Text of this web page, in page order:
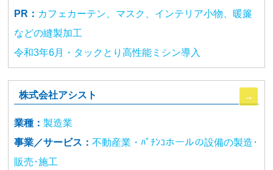
PR： カフェカーテン、マスク、インテリア小物、暖簾
などの縫製加工
令和3年6月・タックとり高性能ミシン導入
株式会社アシスト
業種： 製造業
事業／サービス： 不動産業・ﾊﾟﾁﾝｺホールの設備の製造･
販売･施工